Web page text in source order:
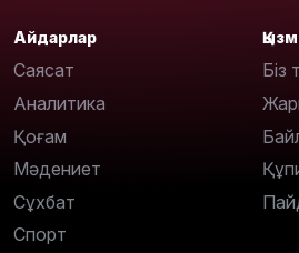
Айдарлар
Саясат
Аналитика
Қоғам
Мәдениет
Сұхбат
Спорт
Біз